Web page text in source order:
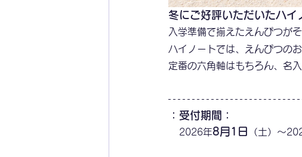
冬にご好評いただいたハイ
入学準備で揃えたえんぴつが
ハイノートでは、えんぴつの
定番の六角軸はもちろん、名
：受付期間：
2026年8月1日 （土）～